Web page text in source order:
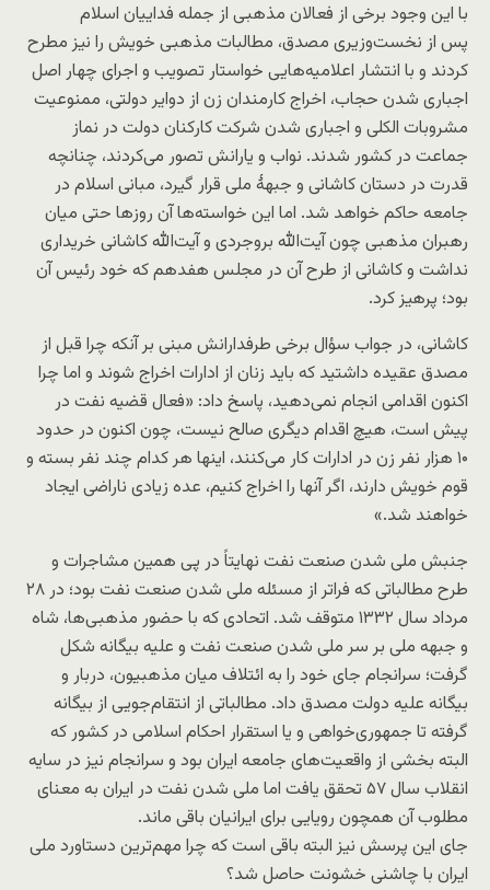
با این وجود برخی از فعالان مذهبی از جمله فداییان اسلام
پس از نخست‌وزیری مصدق، مطالبات مذهبی خویش را نیز مطرح
کردند و با انتشار اعلامیه‌هایی خواستار تصویب و اجرای چهار اصل
اجباری شدن حجاب، اخراج کارمندان زن از دوایر دولتی، ممنوعیت
مشروبات الکلی و اجباری شدن شرکت کارکنان دولت در نماز
جماعت در کشور شدند. نواب و یارانش تصور می‌کردند، چنانچه
قدرت در دستان کاشانی و جبهۀ ملی قرار گیرد، مبانی اسلام در
جامعه حاکم خواهد شد. اما این خواسته‌ها آن روزها حتی میان
رهبران مذهبی چون آیت‌الله بروجردی و آیت‌الله کاشانی خریداری
نداشت و کاشانی از طرح آن در مجلس هفدهم که خود رئیس آن
بود؛ پرهیز کرد.
کاشانی، در جواب سؤال برخی طرفدارانش مبنی بر آنکه چرا قبل از
مصدق عقیده داشتید که باید زنان از ادارات اخراج شوند و اما چرا
اکنون اقدامی انجام نمی‌دهید، پاسخ داد: «فعال قضیه نفت در
پیش است، هیچ اقدام دیگری صالح نیست، چون اکنون در حدود
۱۰ هزار نفر زن در ادارات کار می‌کنند، اینها هر کدام چند نفر بسته و
قوم خویش دارند، اگر آنها را اخراج کنیم، عده زیادی ناراضی ایجاد
خواهند شد.»
جنبش ملی شدن صنعت نفت نهایتاً در پی همین مشاجرات و
طرح مطالباتی که فراتر از مسئله ملی شدن صنعت نفت بود؛ در ۲۸
مرداد سال ۱۳۳۲ متوقف شد. اتحادی که با حضور مذهبی‌ها، شاه
و جبهه ملی بر سر ملی شدن صنعت نفت و علیه بیگانه شکل
گرفت؛ سرانجام جای خود را به ائتلاف میان مذهبیون، دربار و
بیگانه علیه دولت مصدق داد. مطالباتی از انتقام‌جویی از بیگانه
گرفته تا جمهوری‌خواهی و یا استقرار احکام اسلامی در کشور که
البته بخشی از واقعیت‌های جامعه ایران بود و سرانجام نیز در سایه
انقلاب سال ۵۷ تحقق یافت اما ملی شدن نفت در ایران به معنای
مطلوب آن همچون رویایی برای ایرانیان باقی ماند.
جای این پرسش نیز البته باقی است که چرا مهم‌ترین دستاورد ملی
ایران با چاشنی خشونت حاصل شد؟